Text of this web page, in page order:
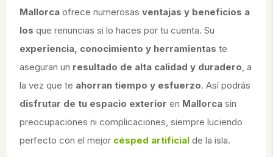
Mallorca ofrece numerosasventajas y beneficios a
losque renuncias si lo haces por tu cuenta. Su
experiencia, conocimiento y herramientas te
aseguran un resultado de alta calidad y duradero, a
la vez que te ahorran tiempo y esfuerzo. Así podrás
disfrutar de tu espacio exterioren Mallorcasin
preocupaciones ni complicaciones, siempre luciendo
perfecto con el mejor césped artificial de la isla.